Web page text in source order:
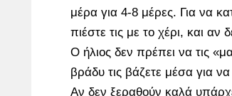
μέρα για 4-8 μέρες. Για να
πιέστε τις με το χέρι, και αν
Ο ήλιος δεν πρέπει να τις
βράδυ τις βάζετε μέσα για
Αν δεν ξεραθούν καλά